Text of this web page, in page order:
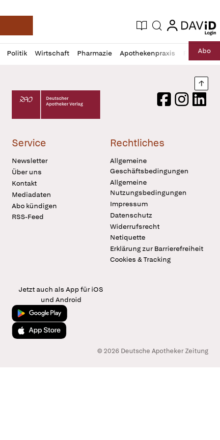
Deutsche Apotheker Zeitung
Aktuelle Ausgabe
Suche login
login
Politik Wirtschaft Pharmazie Apothekenpraxis RechtAbo
Profil
öffnen
Daz
Pur
Deutscher Apotheker Verlag Logo
FacebookInstagram
Service
Newsletter
Über uns
Kontakt
Mediadaten
Abo kündigen
RSS-Feed
Rechtliches
Allgemeine
Geschäftsbedingungen
Allgemeine
Nutzungsbedingungen
Impressum
Datenschutz
Widerrufsrecht
Netiquette
Erklärung zur Barrierefreiheit
Cookies & Tracking
Jetzt auch als App für iOS
und Android
Jetzt bei Google Play
Laden im App Store
© 2026 Deutsche Apotheker Zeitung